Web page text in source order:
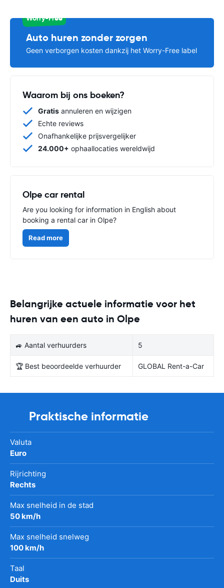
Worry-Free
Auto huren zonder zorgen
Geen verborgen kosten dankzij het Worry-Free label
Waarom bij ons boeken?
Gratis annuleren en wijzigen
Echte reviews
Onafhankelijke prijsvergelijker
24.000+ ophaallocaties wereldwijd
Olpe car rental
Are you looking for information in English about
booking a rental car in Olpe?
Read more
Belangrijke actuele informatie voor het
huren van een auto in Olpe
🚙 Aantal verhuurders 5
🏆 Best beoordeelde verhuurder GLOBAL Rent-a-Car
Praktische informatie
Valuta
Euro
Rijrichting
Rechts
Max snelheid in de stad
50 km/h
Max snelheid snelweg
100 km/h
Taal
Duits